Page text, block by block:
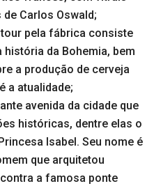
Carlos Oswald;
tour pela fábrica consiste
da Bohemia, bem
a produção de cerveja
a atualidade;
avenida da cidade que
históricas, dentre elas o
Isabel. Seu nome é
que arquitetou
a famosa ponte